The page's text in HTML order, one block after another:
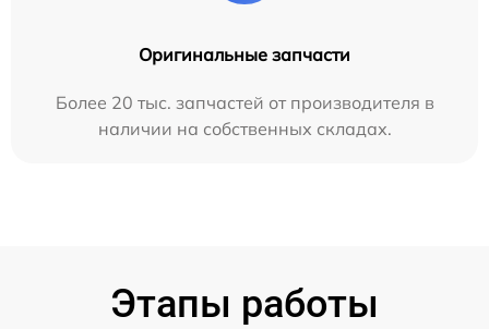
Оригинальные запчасти
Более 20 тыс. запчастей от производителя в
наличии на собственных складах.
Этапы работы